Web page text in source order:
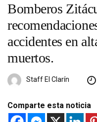
Bomberos
accidentes en
muertos.
Staff El Clarín
Comparte esta noticia